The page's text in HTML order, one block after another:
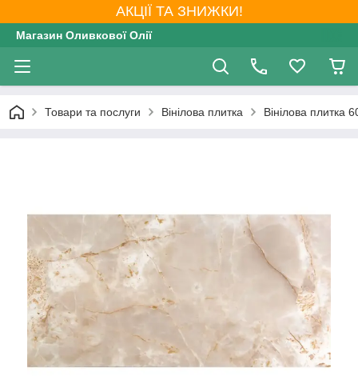
АКЦІЇ ТА ЗНИЖКИ!
Магазин Оливкової Олії
Товари та послуги Вінілова плитка Вінілова плитка